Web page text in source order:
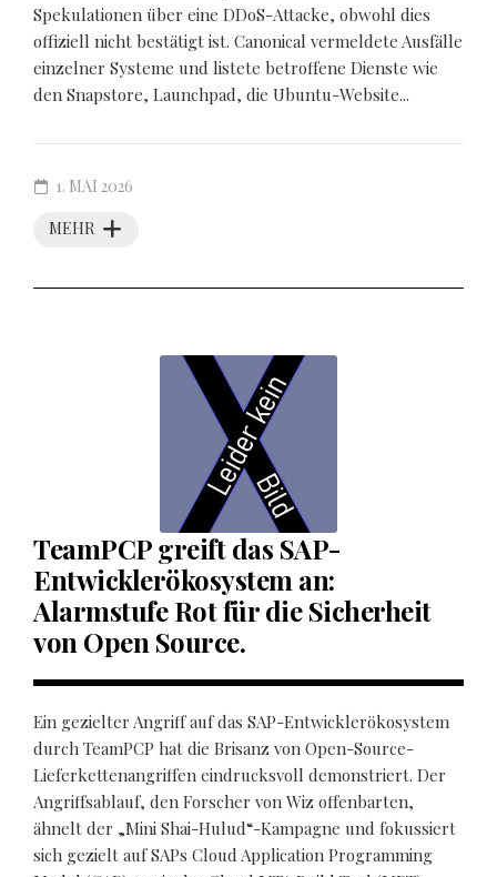
Spekulationen über eine DDoS-Attacke, obwohl dies
offiziell nicht bestätigt ist. Canonical vermeldete Ausfälle
einzelner Systeme und listete betroffene Dienste wie
den Snapstore, Launchpad, die Ubuntu-Website...
MEHR
1. MAI 2026
TeamPCP greift das SAP-
Entwicklerökosystem an:
Alarmstufe Rot für die Sicherheit
von Open Source.
Ein gezielter Angriff auf das SAP-Entwicklerökosystem
durch TeamPCP hat die Brisanz von Open-Source-
Lieferkettenangriffen eindrucksvoll demonstriert. Der
Angriffsablauf, den Forscher von Wiz offenbarten,
ähnelt der „Mini Shai-Hulud“-Kampagne und fokussiert
sich gezielt auf SAPs Cloud Application Programming